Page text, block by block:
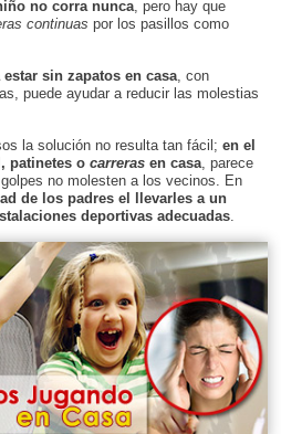
no corra nunca , pero hay que
continuas por los pasillos como
sin zapatos en casa , con
puede ayudar a reducir las molestias
la solución no resulta tan fácil;en el
patinetes ocarreras en casa , parece
no molesten a los vecinos. En
de los padres el llevarles a un
deportivas adecuadas